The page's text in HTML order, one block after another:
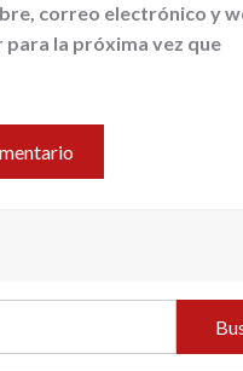
correo electrónico y
para la próxima vez que